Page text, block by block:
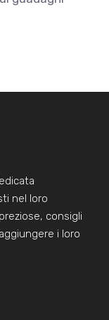
nel loro
consigli
i loro